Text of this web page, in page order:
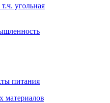
угольная
питания
материалов